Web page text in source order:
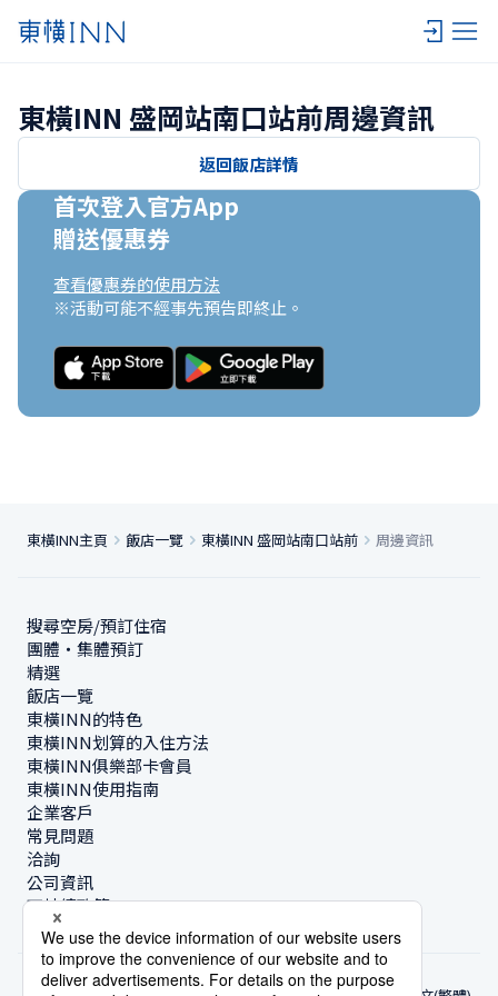
東橫INN 盛岡站南口站前周邊資訊
返回飯店詳情
首次登入官方App
贈送優惠券
查看優惠券的使用方法
※活動可能不經事先預告即終止。
東橫INN主頁 飯店一覽 東橫INN 盛岡站南口站前 周邊資訊
搜尋空房/預訂住宿
團體・集體預訂
精選
飯店一覽
東橫INN的特色
東橫INN划算的入住方法
東橫INN俱樂部卡會員
東橫INN使用指南
企業客戶
常見問題
洽詢
公司資訊
可持續政策